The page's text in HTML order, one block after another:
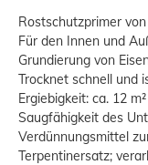
Rostschutzprimer
Für den Innen und
Grundierung von
Trocknet schnell und
Ergiebigkeit: ca. 12
Saugfähigkeit des
Verdünnungsmittel
Terpentinersatz;